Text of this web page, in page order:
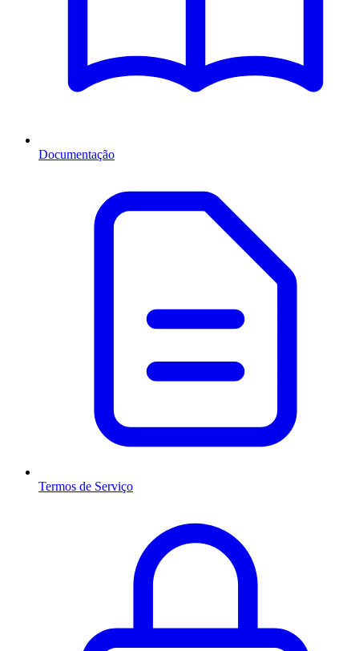
Documentação
Termos de Serviço